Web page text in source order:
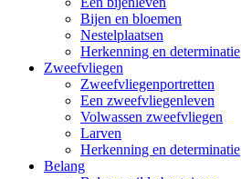
Bijen en bloemen
Nestelplaatsen
Herkenning en determinatie
Zweefvliegen
Zweefvliegenportretten
Een zweefvliegenleven
Volwassen zweefvliegen
Larven
Herkenning en determinatie
Belang